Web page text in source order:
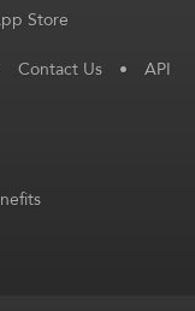
Contact Us • API